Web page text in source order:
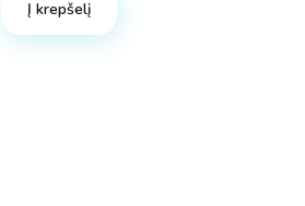
Į krepšelį